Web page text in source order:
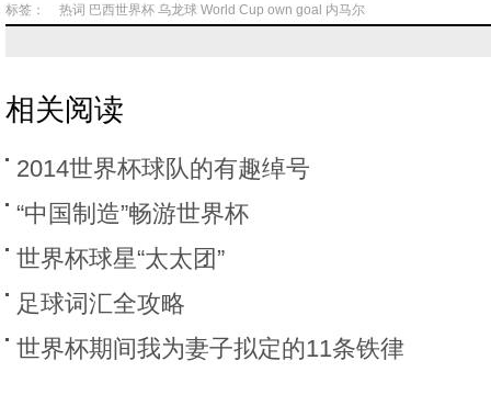
标签： 热词 巴西世界杯 乌龙球 World Cup own goal 内马尔
相关阅读
2014世界杯球队的有趣绰号
“中国制造”畅游世界杯
世界杯球星“太太团”
足球词汇全攻略
世界杯期间我为妻子拟定的11条铁律